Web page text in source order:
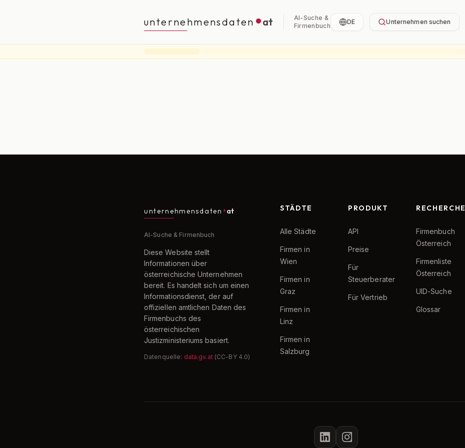
unternehmensdaten at
AI-Suche &
Firmenbuch
DE Unternehmen suchen
unternehmensdaten at
AI-Suche & Firmenbuch
Diese Website stellt
Informationen über
österreichische Unternehmen
bereit. Es handelt sich um einen
Informationsdienst, der auf
offiziellen amtlichen Daten des
Firmenbuchs des
österreichischen
Justizministeriums basiert.
Datenquelle: data.gv.at (CC-BY 4.0)
STÄDTE
Alle Städte
Firmen in
Wien
Firmen in
Graz
Firmen in
Linz
Firmen in
Salzburg
PRODUKT
API
Preise
Für
Steuerberater
Für Vertrieb
RECHERCHE
Firmenbuch
Österreich
Firmenliste
Österreich
UID-Suche
Glossar